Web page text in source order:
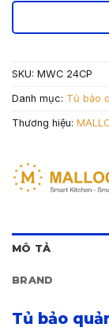
SKU: MWC 24CP
Danh mục: Tủ bảo
Thương hiệu:
MÔ TẢ
BRAND
Tủ bảo